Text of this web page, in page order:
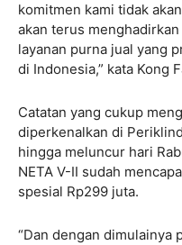
komitmen kami tidak
akan terus
layanan purna jual yang
di Indonesia,” kata Kong
Catatan yang cukup
diperkenalkan di
hingga meluncur hari
NETA V-II sudah
spesial Rp299 juta.
“Dan dengan dimulainya